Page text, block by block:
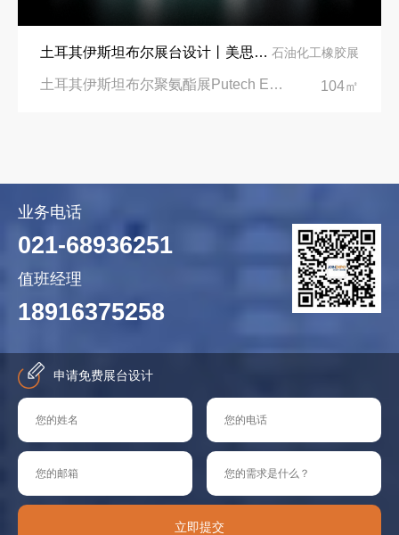
土耳其伊斯坦布尔展台设计丨美思德创新产品，打造聚氨酯行业标杆 石油化工橡胶展
土耳其伊斯坦布尔聚氨酯展Putech Eurasia|土耳其国际会展中心 104㎡
业务电话
021-68936251
值班经理
18916375258
申请免费展台设计
立即提交